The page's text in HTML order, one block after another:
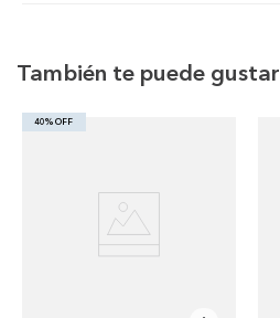
También te puede gustar
40% OFF